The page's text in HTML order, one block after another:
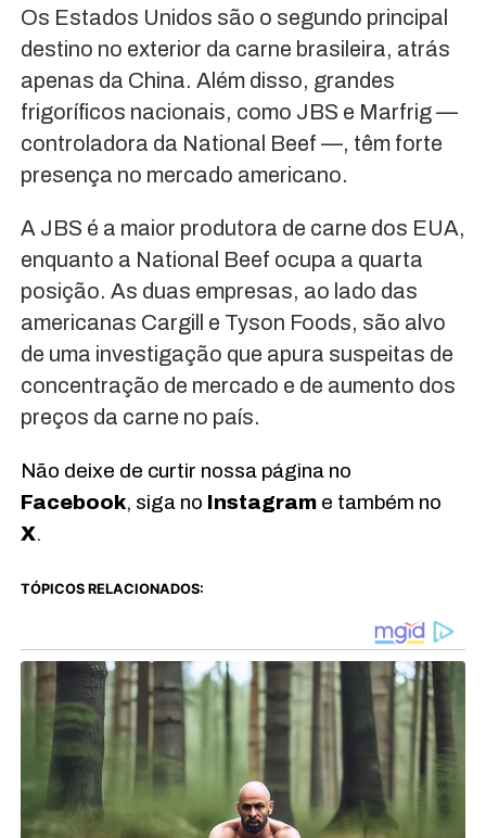
Os Estados Unidos são o segundo principal
destino no exterior da carne brasileira, atrás
apenas da China. Além disso, grandes
frigoríficos nacionais, como JBS e Marfrig —
controladora da National Beef —, têm forte
presença no mercado americano.
A JBS é a maior produtora de carne dos EUA,
enquanto a National Beef ocupa a quarta
posição. As duas empresas, ao lado das
americanas Cargill e Tyson Foods, são alvo
de uma investigação que apura suspeitas de
concentração de mercado e de aumento dos
preços da carne no país.
Não deixe de curtir nossa página no
Facebook, siga no Instagrame também no
X.
TÓPICOS RELACIONADOS: